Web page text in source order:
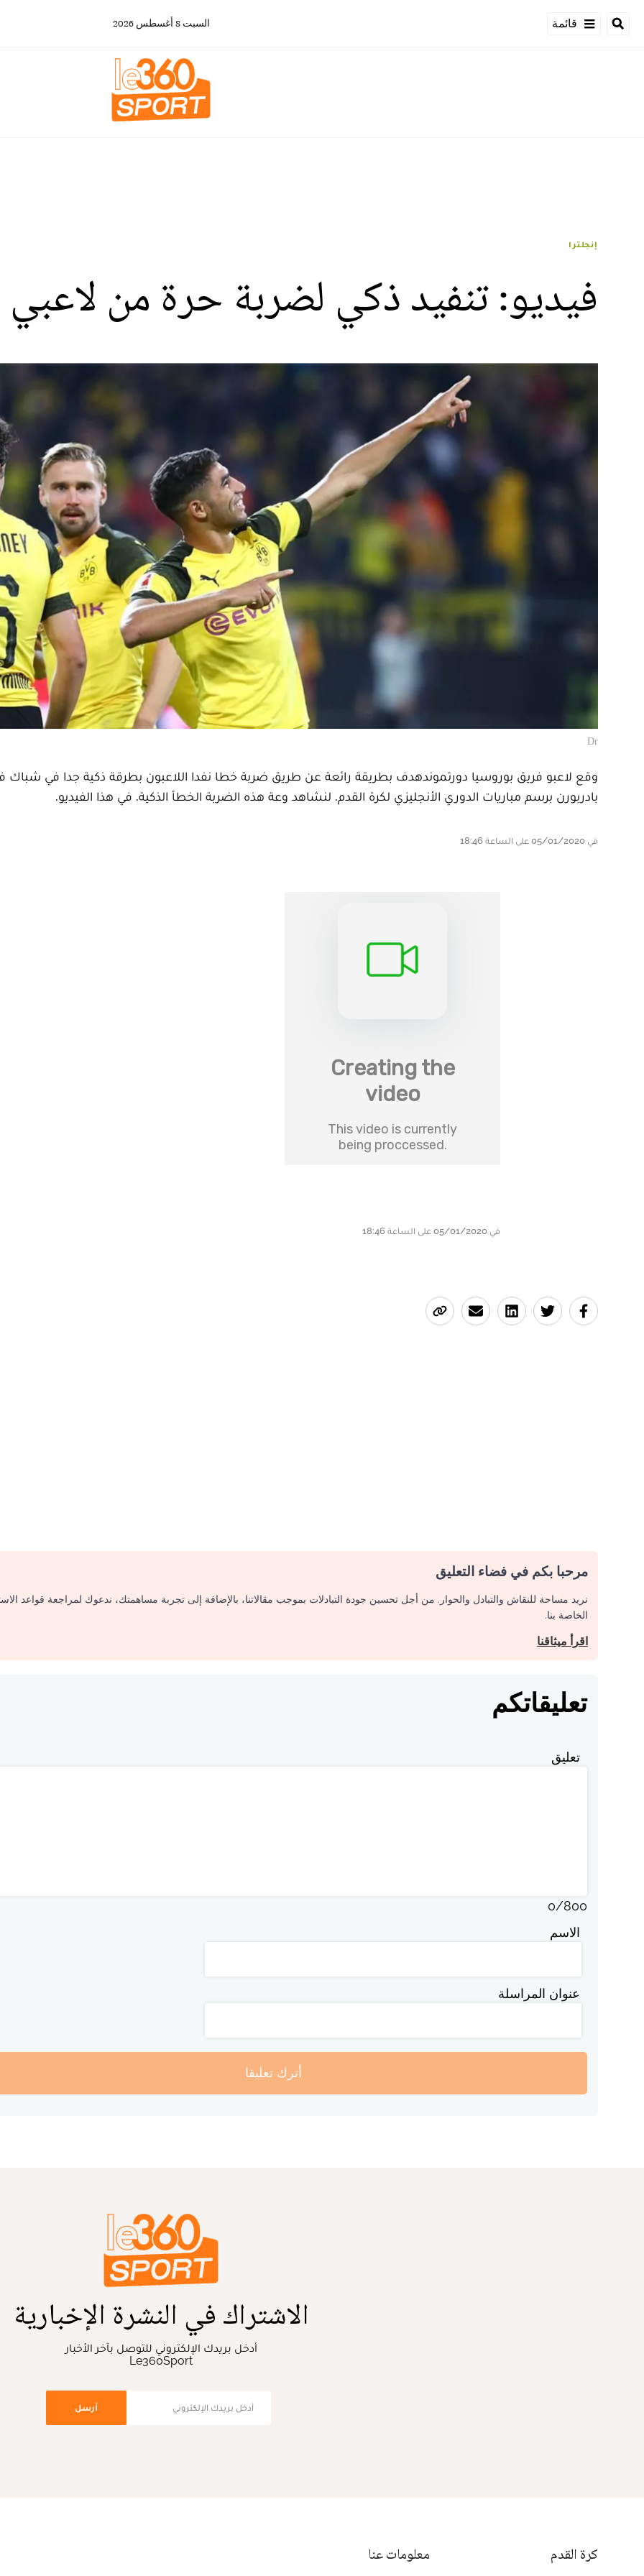
قائمة السبت 8 أغسطس 2026
إنجلترا
فيديو: تنفيد ذكي لضربة حرة من لاعبي
Dr
وقع لاعبو فريق بوروسيا دورتموندهدف بطريقة رائعة عن طريق ضربة خطا نفدا اللاعبون بطرقة ذكية جدا في شباك
بادربورن برسم مباريات الدوري الأنجليزي لكرة القدم. لنشاهد وعة هذه الضربة الخطأ الذكية. في هذا الفيديو.
في 05/01/2020 على الساعة 18:46
في 05/01/2020 على الساعة 18:46
مرحبا بكم في فضاء التعليق
نريد مساحة للنقاش والتبادل والحوار. من أجل تحسين جودة التبادلات بموجب مقالاتنا، بالإضافة إلى تجربة مساهمتك، ندعوك لمراجعة قواعد
الخاصة بنا.
اقرأ ميثاقنا
تعليقاتكم
تعليق
0/800
الاسم
عنوان المراسلة
أترك تعليقا
الاشتراك في النشرة الإخبارية
أدخل بريدك الإلكتروني للتوصل بآخر الأخبار
Le360Sport
أرسل
كرة القدم معلومات عنا